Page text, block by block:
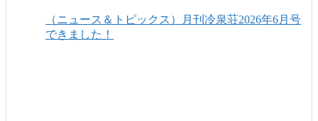
（ニュース＆トピックス）月刊冷泉荘2026年6月号
できました！